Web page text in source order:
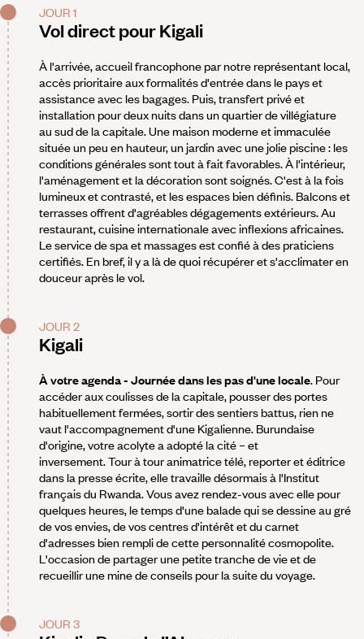
JOUR 1
Vol direct pour Kigali
À l'arrivée, accueil francophone par notre représentant local,
accès prioritaire aux formalités d'entrée dans le pays et
assistance avec les bagages. Puis, transfert privé et
installation pour deux nuits dans un quartier de villégiature
au sud de la capitale. Une maison moderne et immaculée
située un peu en hauteur, un jardin avec une jolie piscine : les
conditions générales sont tout à fait favorables. À l'intérieur,
l'aménagement et la décoration sont soignés. C'est à la fois
lumineux et contrasté, et les espaces bien définis. Balcons et
terrasses offrent d'agréables dégagements extérieurs. Au
restaurant, cuisine internationale avec inflexions africaines.
Le service de spa et massages est confié à des praticiens
certifiés. En bref, il y a là de quoi récupérer et s'acclimater en
douceur après le vol.
JOUR 2
Kigali
À votre agenda - Journée dans les pas d'une locale. Pour
accéder aux coulisses de la capitale, pousser des portes
habituellement fermées, sortir des sentiers battus, rien ne
vaut l'accompagnement d'une Kigalienne. Burundaise
d'origine, votre acolyte a adopté la cité – et
inversement. Tour à tour animatrice télé, reporter et éditrice
dans la presse écrite, elle travaille désormais à l'Institut
français du Rwanda. Vous avez rendez-vous avec elle pour
quelques heures, le temps d'une balade qui se dessine au gré
de vos envies, de vos centres d'intérêt et du carnet
d'adresses bien rempli de cette personnalité cosmopolite.
L'occasion de partager une petite tranche de vie et de
recueillir une mine de conseils pour la suite du voyage.
JOUR 3